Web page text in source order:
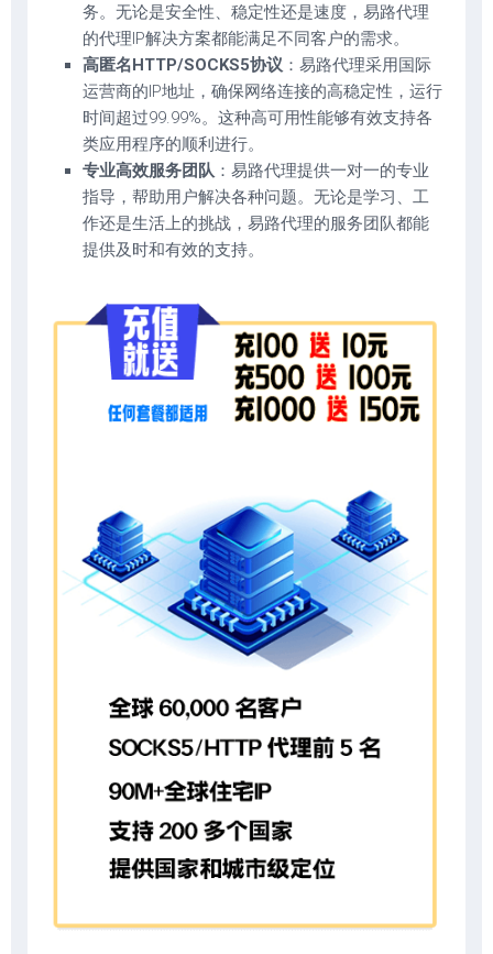
务。无论是安全性、稳定性还是速度，易路代理
的代理IP解决方案都能满足不同客户的需求。
高匿名HTTP/SOCKS5协议 ：易路代理采用国际
运营商的IP地址，确保网络连接的高稳定性，运行
时间超过99.99%。这种高可用性能够有效支持各
类应用程序的顺利进行。
专业高效服务团队 ：易路代理提供一对一的专业
指导，帮助用户解决各种问题。无论是学习、工
作还是生活上的挑战，易路代理的服务团队都能
提供及时和有效的支持。